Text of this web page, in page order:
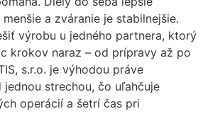
a zváranie je stabilnejšie.
výrobu u jedného partnera, ktorý
krokov naraz – od prípravy až po
s.r.o. je výhodou práve
strechou, čo uľahčuje
operácií a šetrí čas pri